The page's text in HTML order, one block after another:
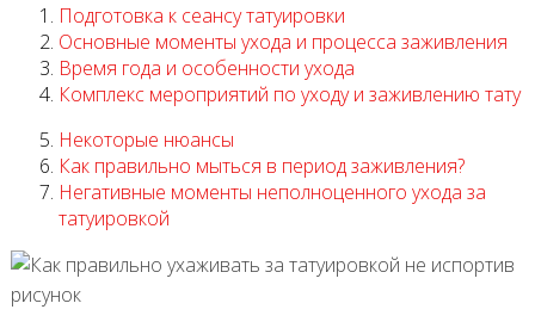
Подготовка к сеансу татуировки
Основные моменты ухода и процесса заживления
Время года и особенности ухода
Комплекс мероприятий по уходу и заживлению тату
Некоторые нюансы
Как правильно мыться в период заживления?
Негативные моменты неполноценного ухода за
татуировкой